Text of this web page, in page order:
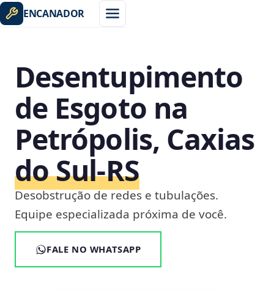
ENCANADOR
Desentupimento
de Esgoto na
Petrópolis, Caxias
do Sul‑RS
Desobstrução de redes e tubulações.
Equipe especializada próxima de você.
FALE NO WHATSAPP